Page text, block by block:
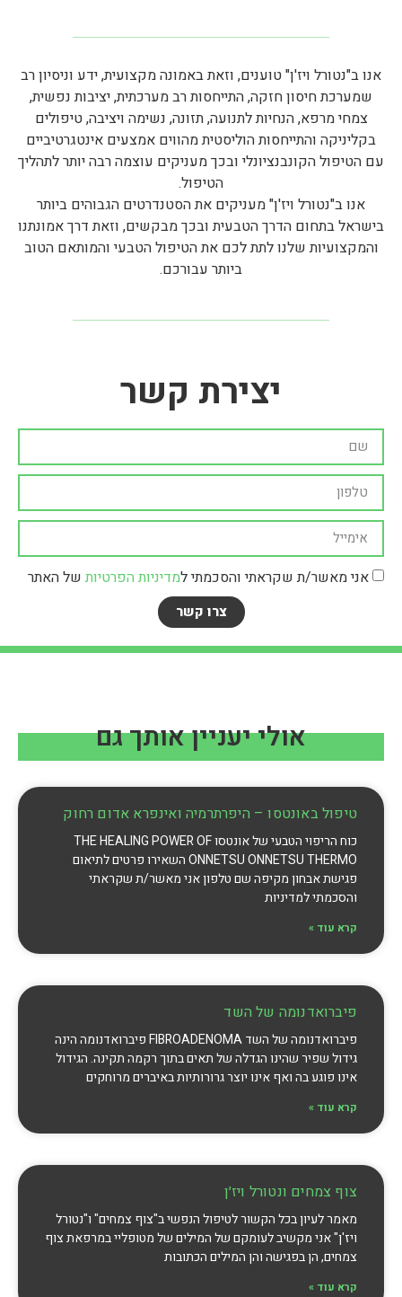
אנו ב"נטורל ויז'ן" טוענים, וזאת באמונה מקצועית, ידע וניסיון רב
שמערכת חיסון חזקה, התייחסות רב מערכתית, יציבות נפשית,
צמחי מרפא, הנחיות לתנועה, תזונה, נשימה ויציבה, טיפולים
בקליניקה והתייחסות הוליסטית מהווים אמצעים אינטגרטיביים
עם הטיפול הקונבנציונלי ובכך מעניקים עוצמה רבה יותר לתהליך
הטיפול.
אנו ב"נטורל ויז'ן" מעניקים את הסטנדרטים הגבוהים ביותר
בישראל בתחום הדרך הטבעית ובכך מבקשים, וזאת דרך אמונתנו
והמקצועיות שלנו לתת לכם את הטיפול הטבעי והמותאם הטוב
ביותר עבורכם.
יצירת קשר
אני מאשר/ת שקראתי והסכמתי למדיניות הפרטיות של האתר
צרו קשר
אולי יעניין אותך גם
טיפול באונטסו – היפרתרמיה ואינפרא אדום רחוק
כוח הריפוי הטבעי של אונטסו THE HEALING POWER OF
ONNETSU ONNETSU THERMO השאירו פרטים לתיאום
פגישת אבחון מקיפה שם טלפון אני מאשר/ת שקראתי
והסכמתי למדיניות
קרא עוד »
פיברואדנומה של השד
פיברואדנומה של השד FIBROADENOMA פיברואדנומה הינה
גידול שפיר שהינו הגדלה של תאים בתוך רקמה תקינה. הגידול
אינו פוגע בה ואף אינו יוצר גרורותיות באיברים מרוחקים
קרא עוד »
צוף צמחים ונטורל ויז׳ן
מאמר לעיון בכל הקשור לטיפול הנפשי ב"צוף צמחים" ו"נטורל
ויז'ן" אני מקשיב לעומקם של המילים של מטופליי במרפאת צוף
צמחים, הן בפגישה והן המילים הכתובות
קרא עוד »